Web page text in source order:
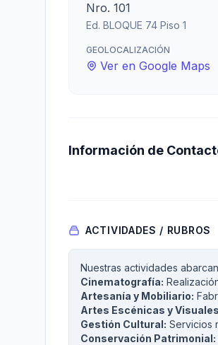
Nro. 101
Ed. BLOQUE 74 Piso 1
GEOLOCALIZACIÓN
Ver en Google Maps
Información de
ACTIVIDADES / RUBROS
Nuestras actividades
Cinematografía:
Artesanía y Mobiliario:
Artes Escénicas y
Gestión Cultural: Servicios
Conservación Patrimonial: